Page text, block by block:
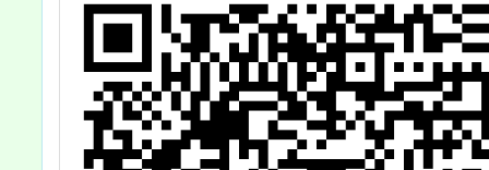
附件格式
並自